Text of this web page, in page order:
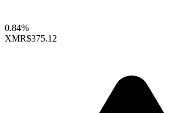
0.84%
XMR$375.12